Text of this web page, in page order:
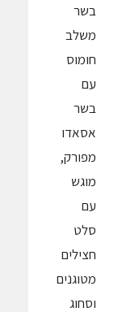
בשר
משלב
חומוס
עם
בשר
אסאדו
מפורק,
מוגש
עם
סלט
חצילים
מטוגנים
וסחוג